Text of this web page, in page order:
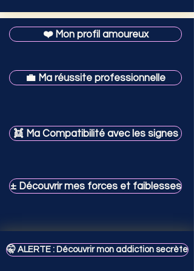
❤️ Mon profil amoureux
💼 Ma réussite professionnelle
👯 Ma Compatibilité avec les signes
± Découvrir mes forces et faiblesses
🤫 ALERTE : Découvrir mon addiction secrète